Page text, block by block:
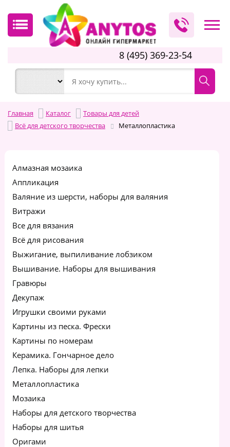
8 (495) 369-23-54
Главная Каталог
Товары для детей
Всё для детского творчества
Металлопластика
Алмазная мозаика
Аппликация
Валяние из шерсти, наборы для валяния
Витражи
Все для вязания
Всё для рисования
Выжигание, выпиливание лобзиком
Вышивание. Наборы для вышивания
Гравюры
Декупаж
Игрушки своими руками
Картины из песка. Фрески
Картины по номерам
Керамика. Гончарное дело
Лепка. Наборы для лепки
Металлопластика
Мозаика
Наборы для детского творчества
Наборы для шитья
Оригами